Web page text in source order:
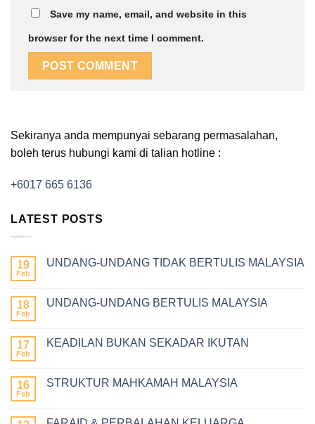
Save my name, email, and website in this
browser for the next time I comment.
Sekiranya anda mempunyai sebarang permasalahan,
boleh terus hubungi kami di talian hotline :
+6017 665 6136
LATEST POSTS
19
Feb
UNDANG-UNDANG TIDAK BERTULIS MALAYSIA
18
Feb
UNDANG-UNDANG BERTULIS MALAYSIA
17
Feb
KEADILAN BUKAN SEKADAR IKUTAN
16
Feb
STRUKTUR MAHKAMAH MALAYSIA